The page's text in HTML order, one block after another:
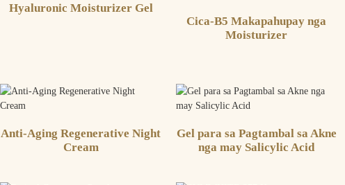
Hyaluronic Moisturizer Gel
Cica-B5 Makapahupay nga
Moisturizer
Anti-Aging Regenerative Night
Cream
Gel para sa Pagtambal sa Akne
nga may Salicylic Acid